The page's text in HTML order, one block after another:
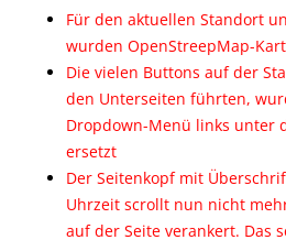
Für den aktuellen Standort
wurden OpenStreepMap-
Die vielen Buttons auf der
den Unterseiten führten,
Dropdown-Menü links unter
ersetzt
Der Seitenkopf mit
Uhrzeit scrollt nun nicht
auf der Seite verankert. Das